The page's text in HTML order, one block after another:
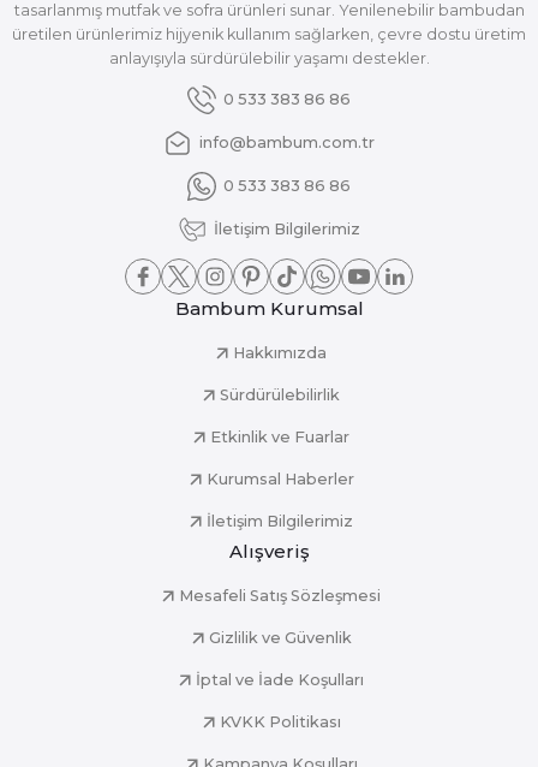
tasarlanmış mutfak ve sofra ürünleri sunar. Yenilenebilir bambudan
üretilen ürünlerimiz hijyenik kullanım sağlarken, çevre dostu üretim
anlayışıyla sürdürülebilir yaşamı destekler.
0 533 383 86 86
info@bambum.com.tr
0 533 383 86 86
İletişim Bilgilerimiz
Bambum Kurumsal
Hakkımızda
Sürdürülebilirlik
Etkinlik ve Fuarlar
Kurumsal Haberler
İletişim Bilgilerimiz
Alışveriş
Mesafeli Satış Sözleşmesi
Gizlilik ve Güvenlik
İptal ve İade Koşulları
KVKK Politikası